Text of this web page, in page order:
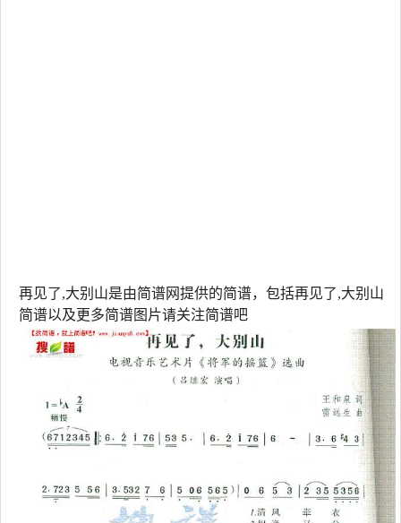
再见了,大别山是由简谱网提供的简谱，包括再见了,大别山
简谱以及更多简谱图片请关注简谱吧